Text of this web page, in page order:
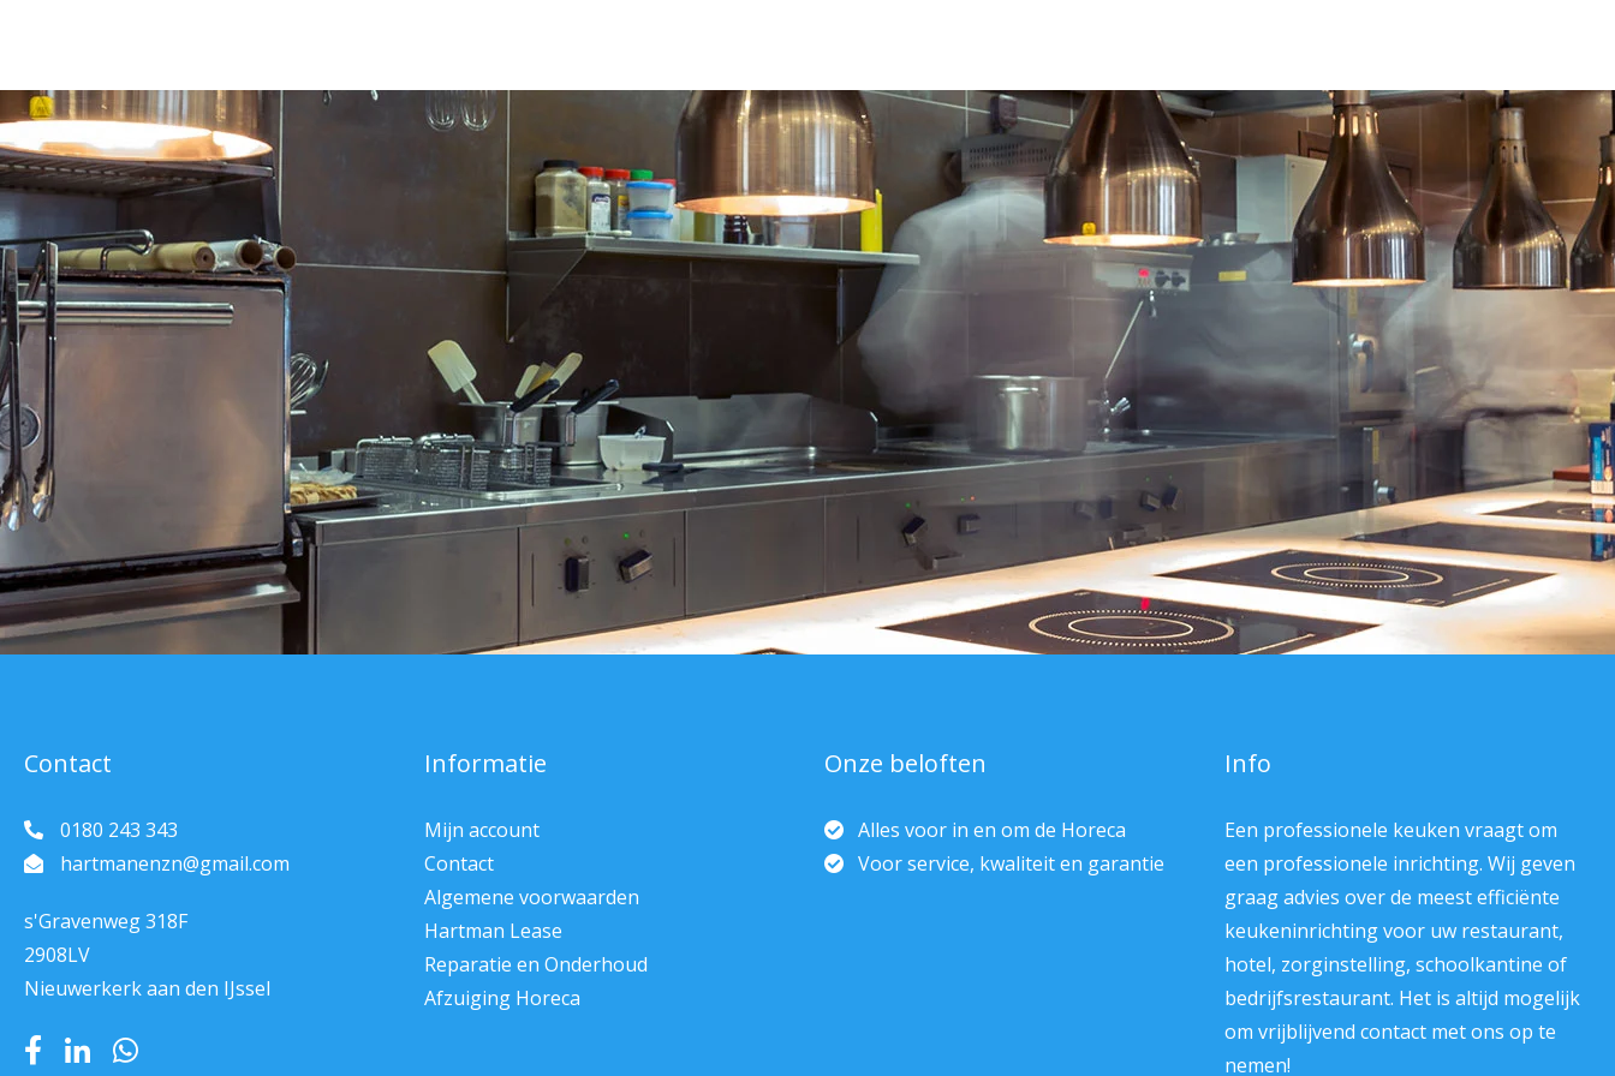
Contact
0180 243 343
hartmanenzn@gmail.com
s'Gravenweg 318F
2908LV
Nieuwerkerk aan den IJssel
Informatie
Mijn account
Contact
Algemene voorwaarden
Hartman Lease
Reparatie en Onderhoud
Afzuiging Horeca
Onze beloften
Alles voor in en om de Horeca
Voor service, kwaliteit en garantie
Info
Een professionele keuken vraagt om
een professionele inrichting. Wij geven
graag advies over de meest efficiënte
keukeninrichting voor uw restaurant,
hotel, zorginstelling, schoolkantine of
bedrijfsrestaurant. Het is altijd mogelijk
om vrijblijvend contact met ons op te
nemen!